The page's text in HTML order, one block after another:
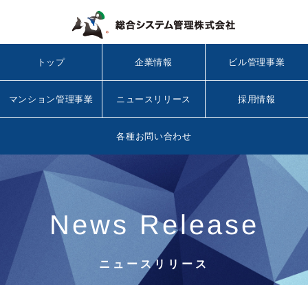
トップ 企業情報 ビル管理事業
マンション管理事業 ニュースリリース 採用情報
各種お問い合わせ
News Release
ニュースリリース